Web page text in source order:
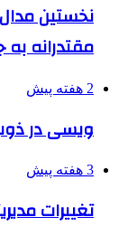
نخستین
مقتدرانه
2 هفته پیش
ویسی در
3 هفته پیش
تغییرات